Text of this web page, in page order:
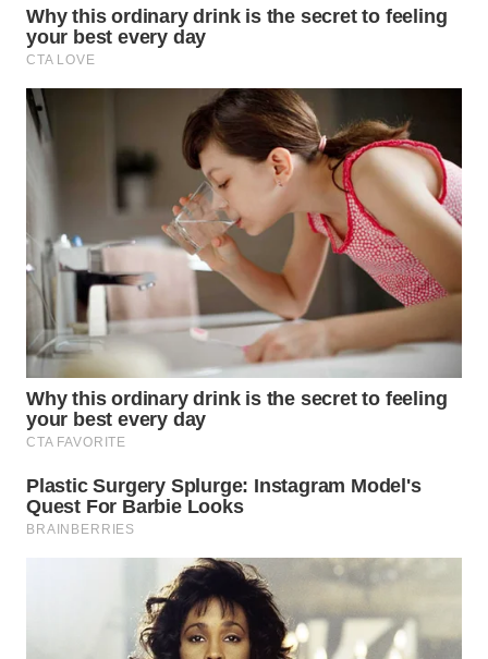
DANAU
TOBA
NIAS
TAPANULI
SELATAN
WN
TANJUNG
LESUNG
KARO
LABUHANBATU